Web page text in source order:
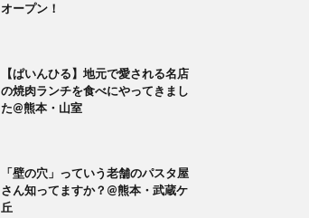
オープン！
【ぱいんひる】地元で愛される名店
の焼肉ランチを食べにやってきまし
た@熊本・山室
「壁の穴」っていう老舗のパスタ屋
さん知ってますか？@熊本・武蔵ケ
丘